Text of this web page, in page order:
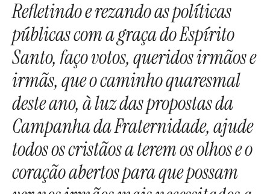
Refletindo e rezando as políticas
públicas com a graça do Espírito
Santo, faço votos, queridos irmãos e
irmãs, que o caminho quaresmal
deste ano, à luz das propostas da
Campanha da Fraternidade, ajude
todos os cristãos a terem os olhos e o
coração abertos para que possam